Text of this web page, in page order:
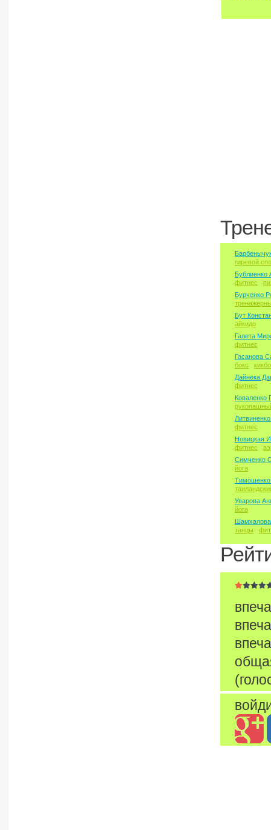
гиревой
Бублиенко
фитнес
Бурченко
Бут
айкидо
Галета
фитнес
Гасанова
бокс
Дайнека
фитнес
Коваленко
фитнес
Новицкая
фитнес
Симченко
йога
Уварова
йога
танцы